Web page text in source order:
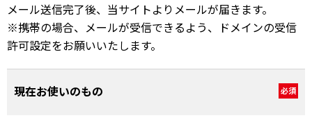
メール送信完了後、当サイトよりメールが届きます。
※携帯の場合、メールが受信できるよう、ドメインの受信
許可設定をお願いいたします。
現在お使いのもの 必須